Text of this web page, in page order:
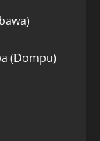
(Dompu)